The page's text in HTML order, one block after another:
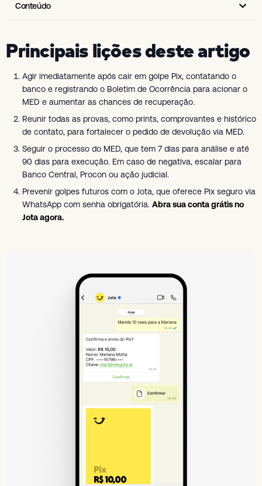
Conteúdo
Principais lições deste artigo
Agir imediatamente após cair em golpe Pix, contatando o
banco e registrando o Boletim de Ocorrência para acionar o
MED e aumentar as chances de recuperação.
Reunir todas as provas, como prints, comprovantes e histórico
de contato, para fortalecer o pedido de devolução via MED.
Seguir o processo do MED, que tem 7 dias para análise e até
90 dias para execução. Em caso de negativa, escalar para
Banco Central, Procon ou ação judicial.
Prevenir golpes futuros com o Jota, que oferece Pix seguro via
WhatsApp com senha obrigatória. Abra sua conta grátis no
Jota agora.